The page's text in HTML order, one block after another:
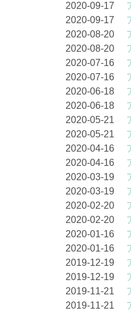
2020-09-17
2020-09-17
2020-08-20
2020-08-20
2020-07-16
2020-07-16
2020-06-18
2020-06-18
2020-05-21
2020-05-21
2020-04-16
2020-04-16
2020-03-19
2020-03-19
2020-02-20
2020-02-20
2020-01-16
2020-01-16
2019-12-19
2019-12-19
2019-11-21
2019-11-21